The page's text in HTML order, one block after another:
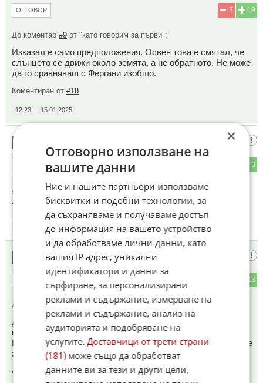
19
3
ОТГОВОР
До коментар #9 от "като говорим за първи":
Изказал е само предположения. Освен това е смятал, че
слънцето се движи около земята, а не обратното. Не може
да го сравняваш с Фергани изобщо.
Коментиран от #18
12:23 15.01.2025
Аре бегай в детската градина, дечко
3
ОТГОВОР
До коментар#6от "Защо":
Тук е за деца на 5 години.
15.01.2025
Наме100
13
До коментар#9от "като говорим за първи":
Добре радвам се че занете за него и че само това ми е
грешката.
В текстът ми е споменато че ДАВА НОВИ ИДЕИ за това че
земята е кръгла...
"Аристотел поддържа и някои груби грешки в науката. Той
×
Отговорно използване на
вашите данни
Ние и нашите партньори използваме
бисквитки и подобни технологии, за
да съхраняваме и получаваме достъп
до информация на вашето устройство
и да обработваме лични данни, като
вашия IP адрес, уникални
идентификатори и данни за
сърфиране, за персонализирани
реклами и съдържание, измерване на
реклами и съдържание, анализ на
аудиторията и подобряване на
услугите.Доставчици от трети страни
(181)може също да обработват
данните ви за тези и други цели,